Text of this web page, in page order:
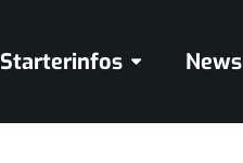
Starterinfos News